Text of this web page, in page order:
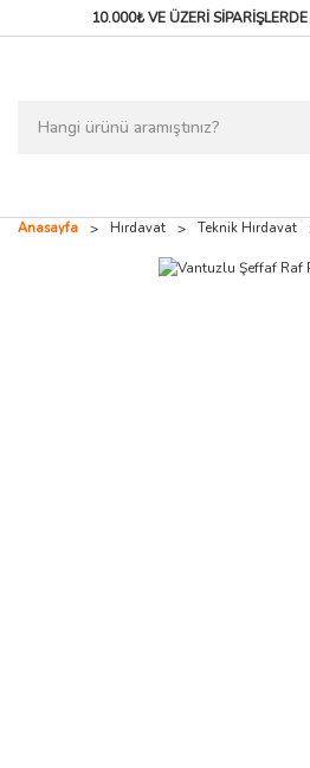
10.000₺ VE ÜZERİ SİPARİŞLERDE
Anasayfa Hırdavat Teknik Hırdavat